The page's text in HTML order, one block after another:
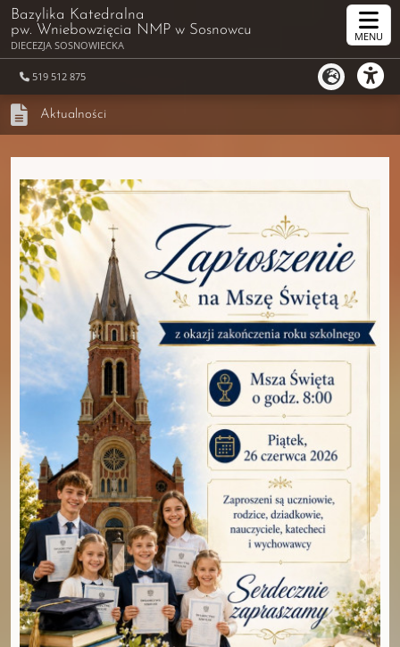
519 512 875
Bazylika Katedralna
pw. Wniebowzięcia NMP w Sosnowcu
DIECEZJA SOSNOWIECKA
MENU
Aktualności